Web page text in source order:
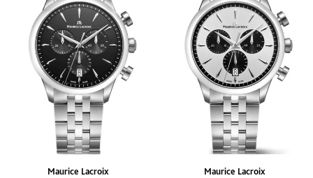
Браслет
Браслет
Ремень
Диаметр, мм
Maurice Lacroix Maurice Lacroix